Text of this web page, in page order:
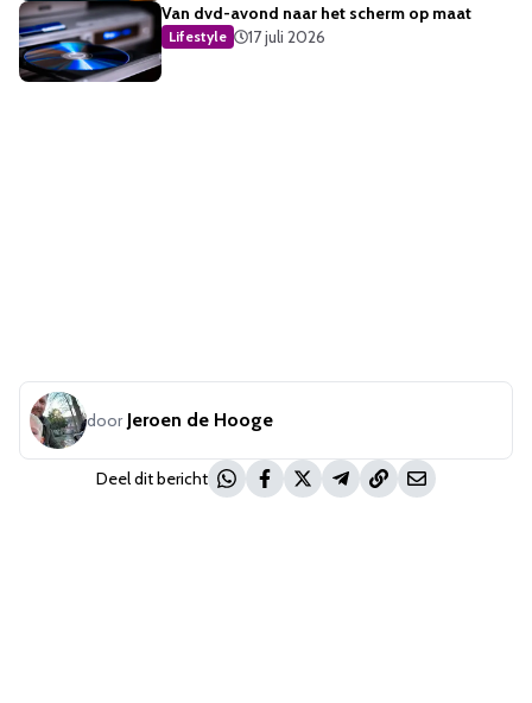
Van dvd-avond naar het scherm op maat
Lifestyle 17 juli 2026
door Jeroen de Hooge
Deel dit bericht